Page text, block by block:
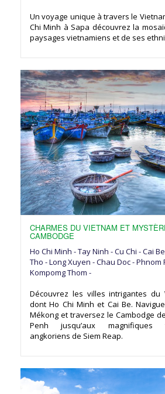
Un voyage unique à travers le
Chi Minh à Sapa découvrez la
paysages vietnamiens et de ses
CHARMES DU VIETNAM ET
CAMBODGE
Ho Chi Minh - Tay Ninh - Cu Chi - Cai
Tho - Long Xuyen - Chau Doc - Phnom
Kompomg Thom -
Découvrez les villes intrigantes du
dont Ho Chi Minh et Cai Be.
Mékong et traversez le Cambodge
Penh jusqu’aux magnifiques
angkoriens de Siem Reap.